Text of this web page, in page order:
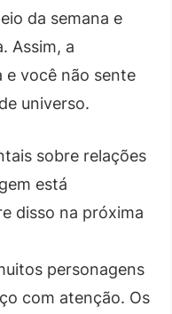
da semana e
Assim, a
e você não sente
universo.
sobre relações
está
disso na próxima
personagens
com atenção. Os